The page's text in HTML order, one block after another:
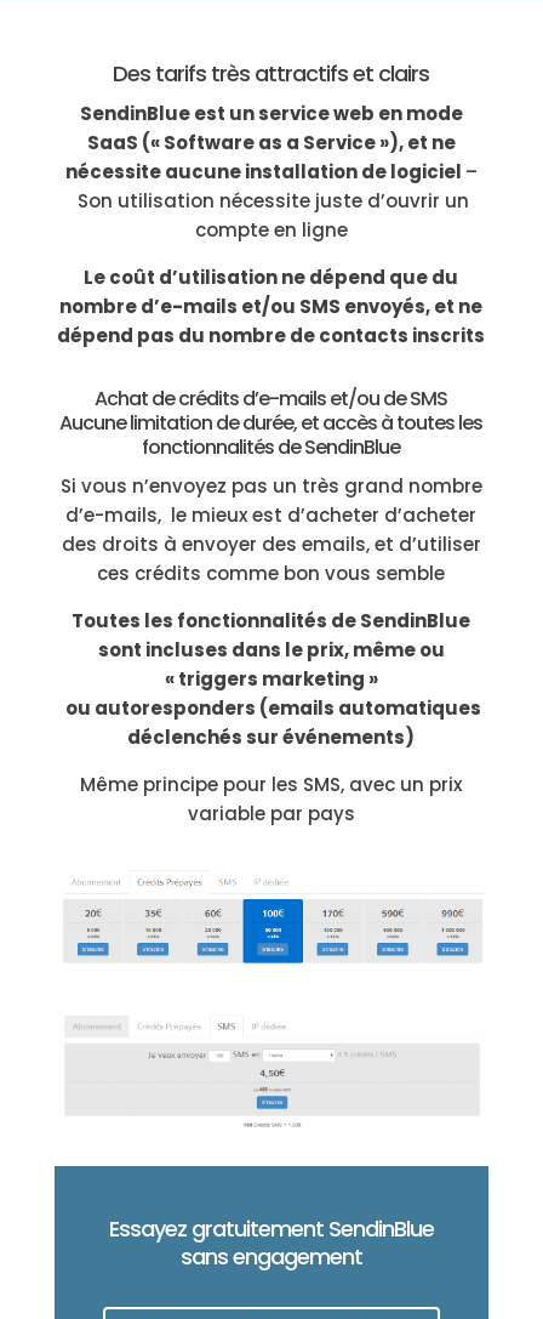
Des tarifs très attractifs et clairs
SendinBlue est un service web en mode
SaaS (« Software as a Service »), et ne
nécessite aucune installation de logiciel –
Son utilisation nécessite juste d’ouvrir un
compte en ligne
Le coût d’utilisation ne dépend que du
nombre d’e-mails et/ou SMS envoyés, et ne
dépend pas du nombre de contacts inscrits
Achat de crédits d’e-mails et/ou de SMS
Aucune limitation de durée, et accès à toutes les
fonctionnalités de SendinBlue
Si vous n’envoyez pas un très grand nombre
d’e-mails, le mieux est d’acheter d’acheter
des droits à envoyer des emails, et d’utiliser
ces crédits comme bon vous semble
Toutes les fonctionnalités de SendinBlue
sont incluses dans le prix, même ou
« triggers marketing »
ou autoresponders (emails automatiques
déclenchés sur événements)
Même principe pour les SMS, avec un prix
variable par pays
Essayez gratuitement SendinBlue
sans engagement